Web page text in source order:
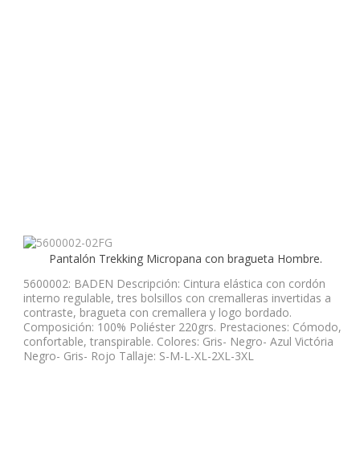
Pantalón Trekking Micropana con bragueta Hombre.
5600002: BADEN Descripción: Cintura elástica con cordón
interno regulable, tres bolsillos con cremalleras invertidas a
contraste, bragueta con cremallera y logo bordado.
Composición: 100% Poliéster 220grs. Prestaciones: Cómodo,
confortable, transpirable. Colores: Gris- Negro- Azul Victória
Negro- Gris- Rojo Tallaje: S-M-L-XL-2XL-3XL